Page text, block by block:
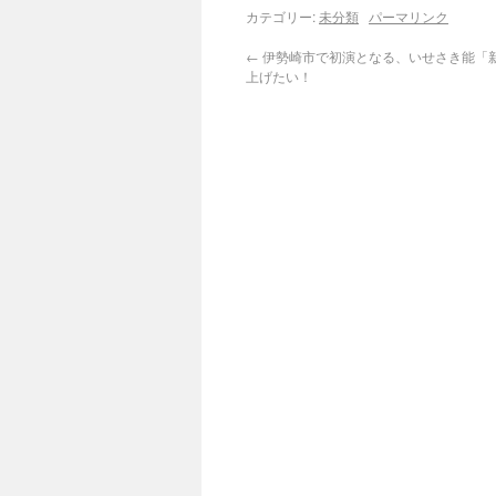
カテゴリー:未分類 パーマリンク
← 伊勢崎市で初演となる、いせさき能「
上げたい！